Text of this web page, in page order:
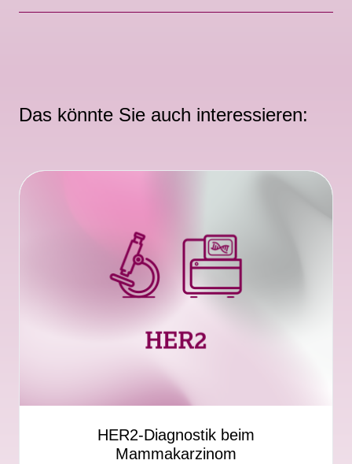
Das könnte Sie auch interessieren:
HER2-Diagnostik beim
Mammakarzinom